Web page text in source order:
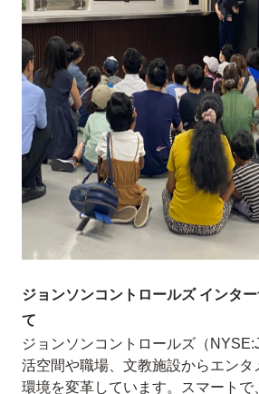
ジョンソンコントロールズ インタ
て
ジョンソンコントロールズ（
活空間や職場、文教施設からエンタ
環境を変革しています。スマートで